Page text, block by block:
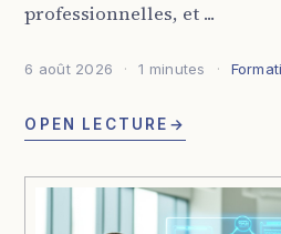
professionnelles, et ...
6 août 2026 1 minutes
OPEN LECTURE →